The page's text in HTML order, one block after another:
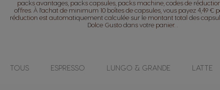
packs avantages, packs capsules, packs machine, codes de
offres. À l'achat de minimum 10 boîtes de capsules, vous payez 4,49 €
réduction est automatiquement calculée sur le montant total des
Dolce Gusto dans votre panier. .
TOUS ESPRESSO LUNGO & GRANDE LATTE